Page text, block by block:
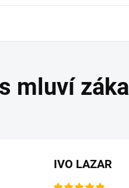
IVO LAZAR